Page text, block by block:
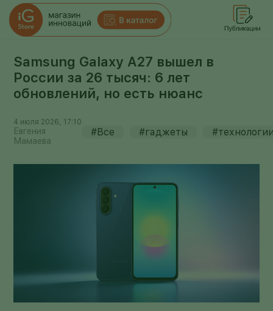
Samsung Galaxy A27 вышел в
России за 26 тысяч: 6 лет
обновлений, но есть нюанс
4 июля 2026, 17:10
Евгения
Мамаева
#Все #гаджеты